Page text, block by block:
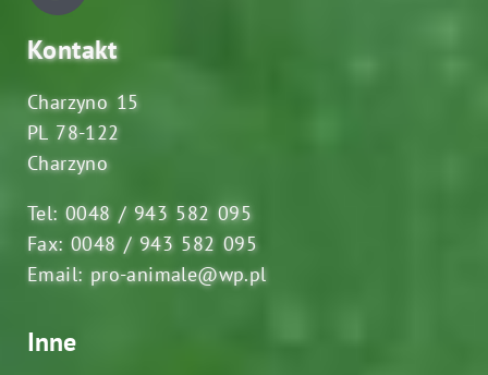
Kontakt
Charzyno 15
PL 78-122
Charzyno
Tel: 0048 / 943 582 095
Fax: 0048 / 943 582 095
Email: pro-animale@wp.pl
Inne